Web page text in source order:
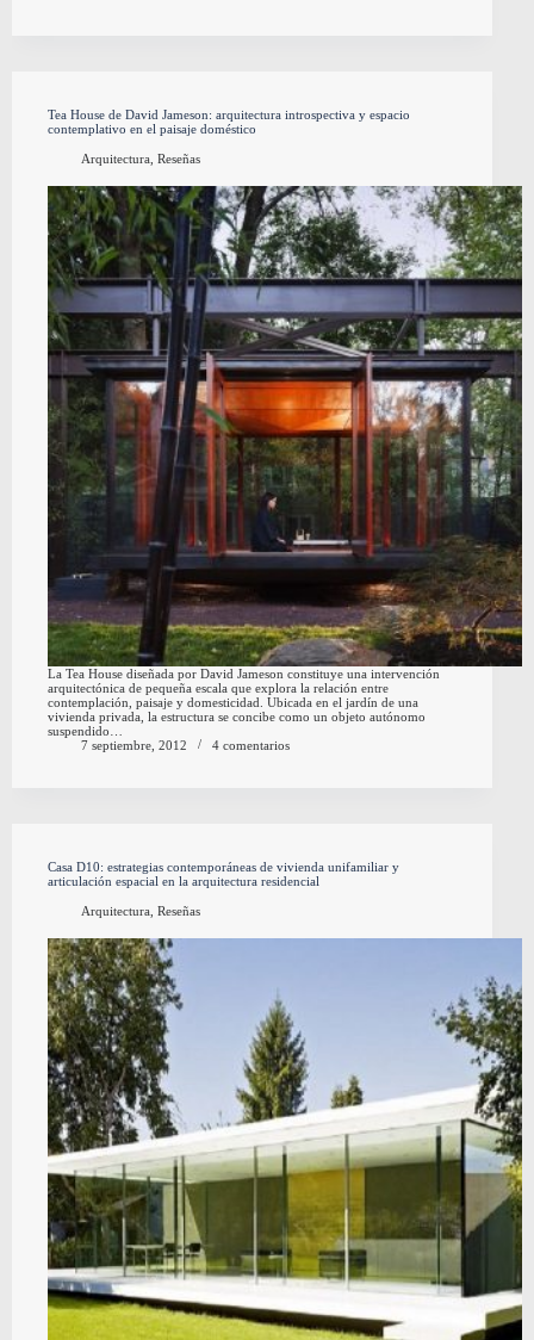
Tea House de David Jameson: arquitectura introspectiva y espacio
contemplativo en el paisaje doméstico
Arquitectura, Reseñas
La Tea House diseñada por David Jameson constituye una intervención
arquitectónica de pequeña escala que explora la relación entre
contemplación, paisaje y domesticidad. Ubicada en el jardín de una
vivienda privada, la estructura se concibe como un objeto autónomo
suspendido…
7 septiembre, 2012
4 comentarios
Casa D10: estrategias contemporáneas de vivienda unifamiliar y
articulación espacial en la arquitectura residencial
Arquitectura, Reseñas